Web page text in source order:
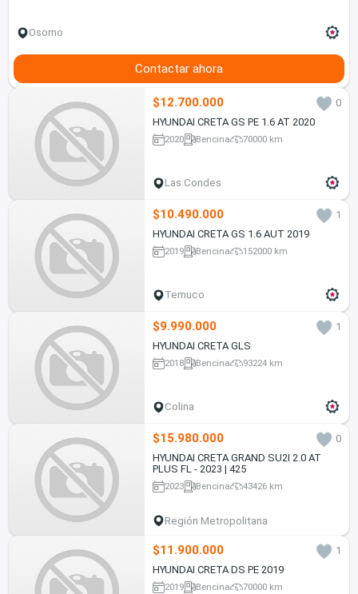
Osorno
Contactar ahora
$12.700.000
0
HYUNDAI CRETA GS PE 1.6 AT 2020
2020 Bencina 70000 km
Las Condes
$10.490.000
1
HYUNDAI CRETA GS 1.6 AUT 2019
2019 Bencina 152000 km
Temuco
$9.990.000
1
HYUNDAI CRETA GLS
2018 Bencina 93224 km
Colina
$15.980.000
0
HYUNDAI CRETA GRAND SU2I 2.0 AT
PLUS FL - 2023 | 425
2023 Bencina 43426 km
Región Metropolitana
$11.900.000
1
HYUNDAI CRETA DS PE 2019
2019 Bencina 70000 km